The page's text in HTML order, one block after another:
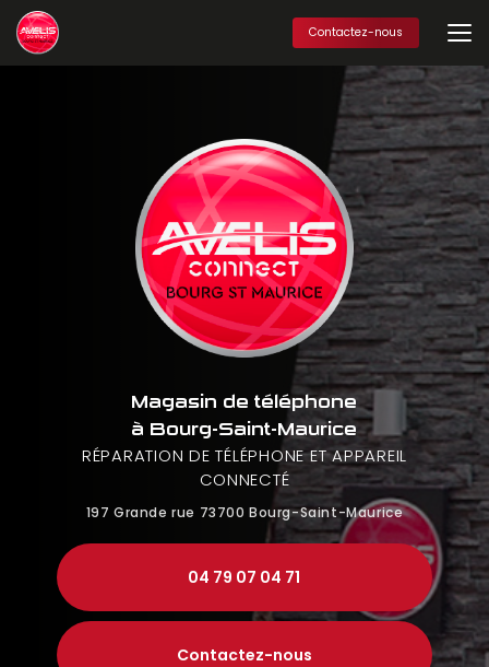
Aller
au
contenu
principal
Contactez-nous
Magasin de téléphone
à Bourg-Saint-Maurice
RÉPARATION DE TÉLÉPHONE ET APPAREIL
CONNECTÉ
197 Grande rue 73700 Bourg-Saint-Maurice
04 79 07 04 71
Contactez-nous